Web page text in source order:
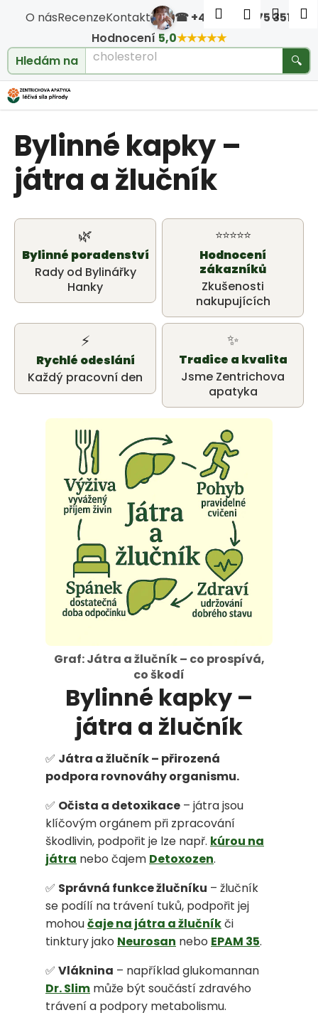
O násRecenzeKontakt ☎ +420 604 475 351
Hodnocení 5,0★★★★★
Hledám na
cholesterol 🔍
Hledat
Bylinné kapky –
játra a žlučník
🌿
Bylinné poradenství
Rady od Bylinářky
Hanky
⭐⭐⭐⭐⭐
Hodnocení
zákazníků
Zkušenosti
nakupujících
⚡
Rychlé odeslání
Každý pracovní den
✨
Tradice a kvalita
Jsme Zentrichova
apatyka
Graf: Játra a žlučník – co prospívá,
co škodí
Bylinné kapky –
játra a žlučník
✅ Játra a žlučník – přirozená
podpora rovnováhy organismu.
✅ Očista a detoxikace – játra jsou
klíčovým orgánem při zpracování
škodlivin, podpořit je lze např. kúrou na
játra nebo čajem Detoxozen.
✅ Správná funkce žlučníku – žlučník
se podílí na trávení tuků, podpořit jej
mohoučaje na játra a žlučníkči
tinktury jako Neurosan nebo EPAM 35.
✅ Vláknina – například glukomannan
Dr. Slim může být součástí zdravého
trávení a podpory metabolismu.
Košík
C
o
p
o
t
e
b
u
HLEDAT